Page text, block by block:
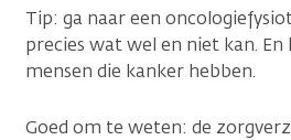
Tip: ga naar een
precies wat wel en niet kan.
mensen die kanker hebben.
Goed om te weten: de